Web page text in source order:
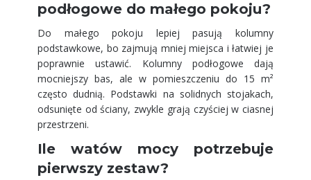
podłogowe do małego pokoju?
Do małego pokoju lepiej pasują kolumny
podstawkowe, bo zajmują mniej miejsca i łatwiej je
poprawnie ustawić. Kolumny podłogowe dają
mocniejszy bas, ale w pomieszczeniu do 15 m²
często dudnią. Podstawki na solidnych stojakach,
odsunięte od ściany, zwykle grają czyściej w ciasnej
przestrzeni.
Ile watów mocy potrzebuje
pierwszy zestaw?